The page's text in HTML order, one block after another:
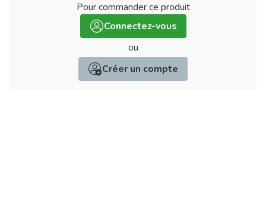
Pour commander ce produit:
Connectez-vous
ou
Créer un compte